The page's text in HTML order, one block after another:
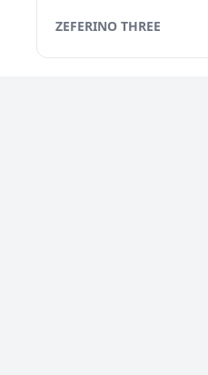
ZEFERINO THREE